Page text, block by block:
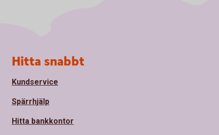
Sidfot
Hitta snabbt
Kundservice
Spärrhjälp
Hitta bankkontor